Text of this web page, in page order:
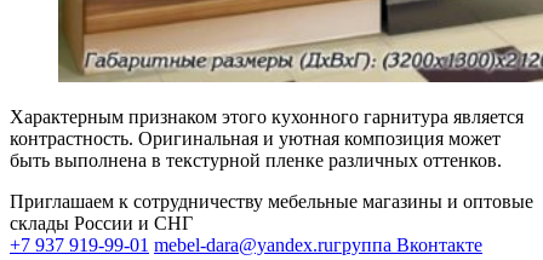
Характерным признаком этого кухонного гарнитура является
контрастность. Оригинальная и уютная композиция может
быть выполнена в текстурной пленке различных оттенков.
Приглашаем к сотрудничеству мебельные магазины и оптовые
склады России и СНГ
+7 937 919-99-01 mebel-dara@yandex.ruгруппа Вконтакте